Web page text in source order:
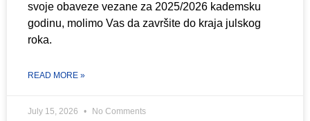
svoje obaveze vezane za 2025/2026 kademsku
godinu, molimo Vas da završite do kraja julskog
roka.
READ MORE »
July 15, 2026 No Comments